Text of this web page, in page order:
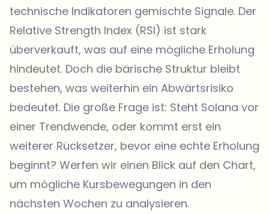
technische Indikatoren gemischte Signale. Der
Relative Strength Index (RSI) ist stark
überverkauft, was auf eine mögliche Erholung
hindeutet. Doch die bärische Struktur bleibt
bestehen, was weiterhin ein Abwärtsrisiko
bedeutet. Die große Frage ist: Steht Solana vor
einer Trendwende, oder kommt erst ein
weiterer Rücksetzer, bevor eine echte Erholung
beginnt? Werfen wir einen Blick auf den Chart,
um mögliche Kursbewegungen in den
nächsten Wochen zu analysieren.